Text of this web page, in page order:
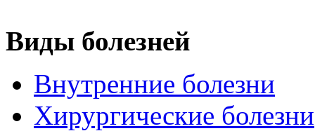
Виды болезней
Внутренние болезни
Хирургические болезни